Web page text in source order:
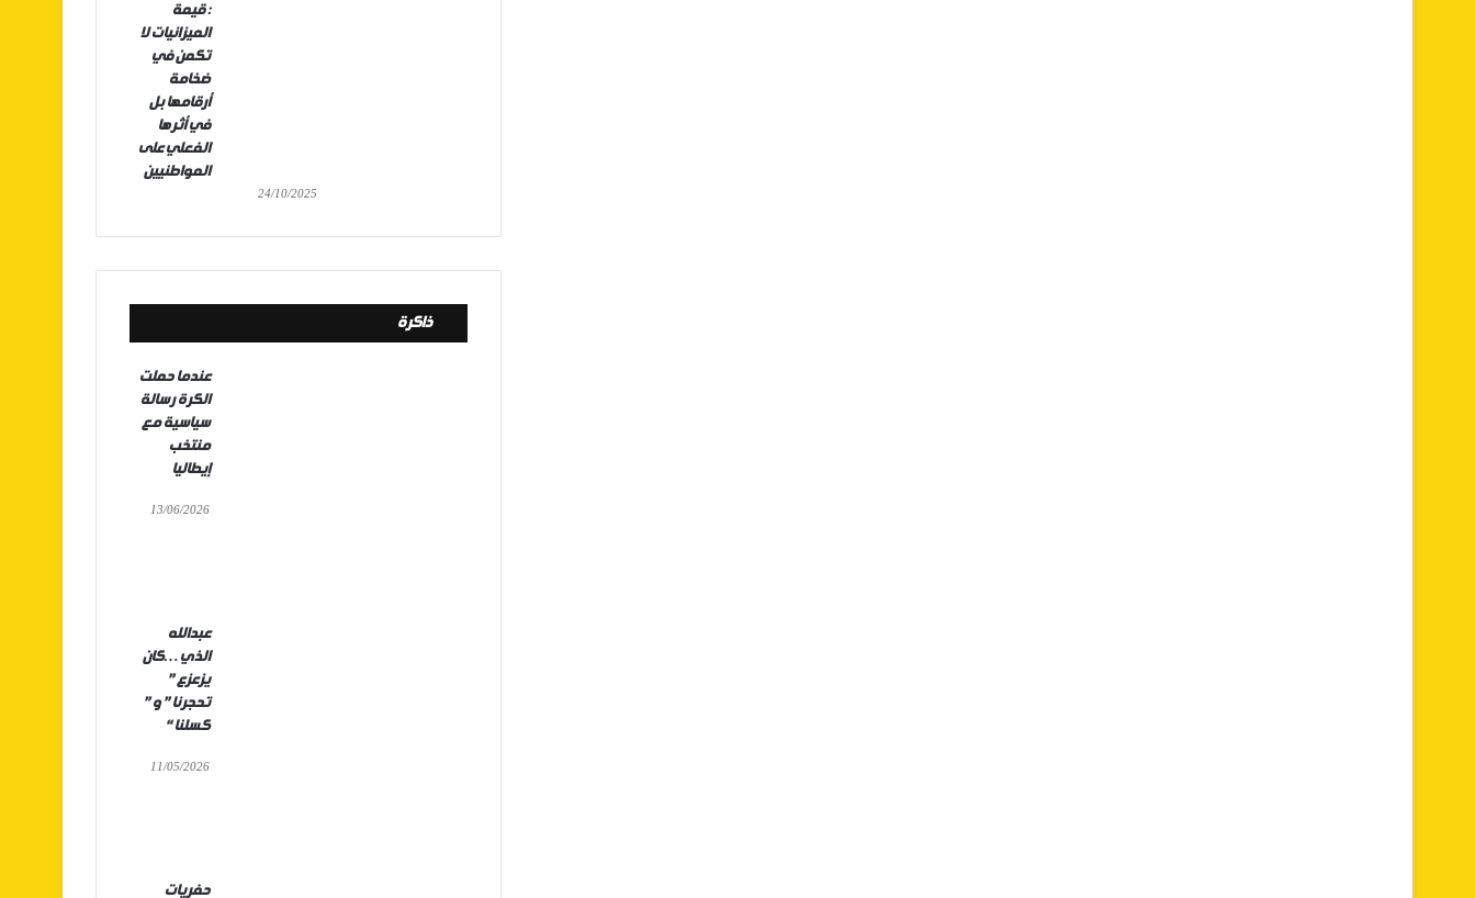
: قيمة
الميزانيات لا
تكمن في
ضخامة
أرقامها بل
في أثرها
الفعلي على
المواطنيين
24/10/2025
ذاكرة
عندما حملت
الكرة رسالة
سياسية مع
منتخب
إيطاليا
13/06/2026
عبدالله
الذي…كان
يزعزع ”
تحجرنا ” و ”
كسلنا “
11/05/2026
حفريات